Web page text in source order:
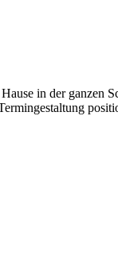
in der ganzen